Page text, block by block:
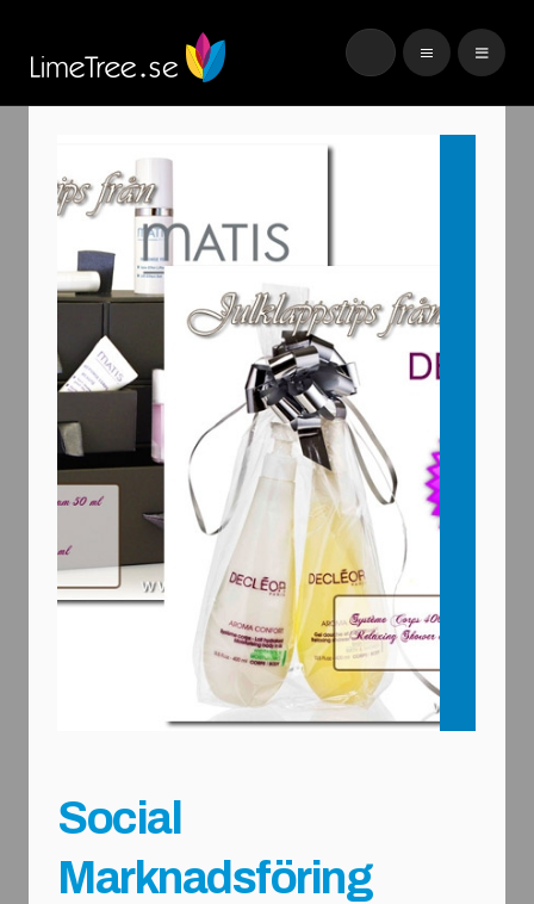
Social
Marknadsföring